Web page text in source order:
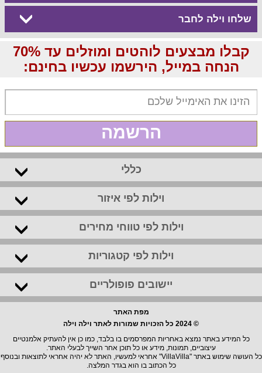
שלחו וילה לחבר
קבלו מבצעים לוהטים ומוזלים עד 70%
הנחה במייל, הירשמו עכשיו בחינם:
הרשמה
כללי
וילות לפי איזור
וילות לפי טווחי מחירים
וילות לפי קטגוריות
יישובים פופולריים
מפת האתר
© 2024 כל הזכויות שמורות לאתר וילה וילה
כל המידע באתר נמצא באחריות המפרסמים בו בלבד, כמו כן אין להעתיק אלמנטיים
עיצוביים, תמונות, מידע או כל תוכן אחר השייך לבעלי האתר.
כל העושה שימוש באתר "VillaVilla" אחראי למעשיו, האתר לא יהיה אחראי לתוצאות ובנוסף
כל הכתוב בו הוא בגדר המלצה.